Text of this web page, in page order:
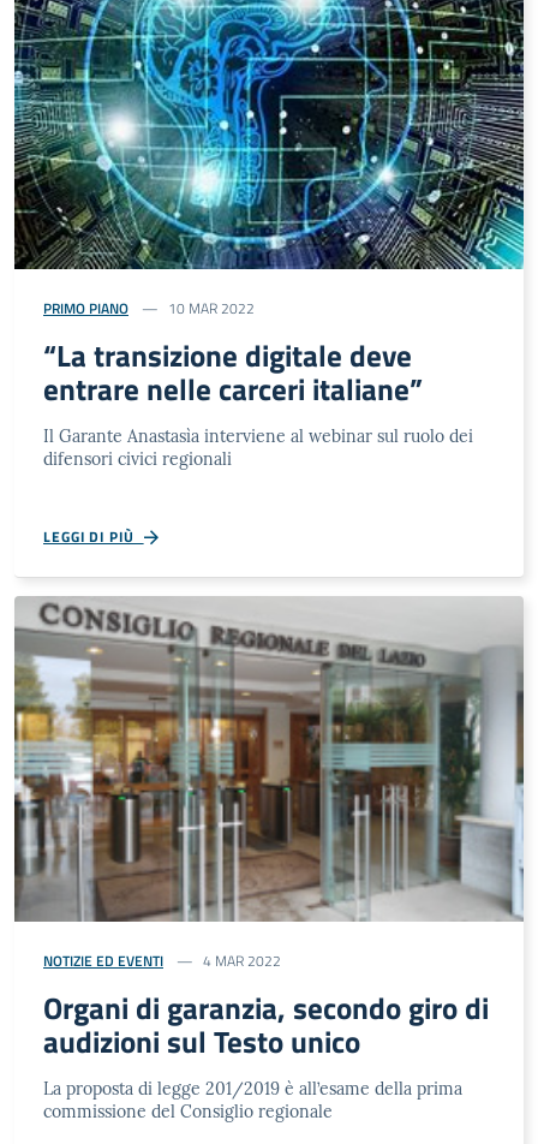
PRIMO PIANO 10 MAR 2022
“La transizione digitale deve
entrare nelle carceri italiane”
Il Garante Anastasìa interviene al webinar sul ruolo dei
difensori civici regionali
LEGGI DI PIÙ
NOTIZIE ED EVENTI 4 MAR 2022
Organi di garanzia, secondo giro di
audizioni sul Testo unico
La proposta di legge 201/2019 è all’esame della prima
commissione del Consiglio regionale